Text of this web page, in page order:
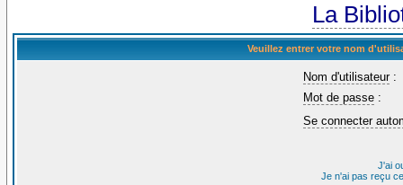
La
Veuillez entrer votre nom
Nom d'utilisateur:
Mot de passe :
Se connecter
J'ai
Je n'ai pas reçu